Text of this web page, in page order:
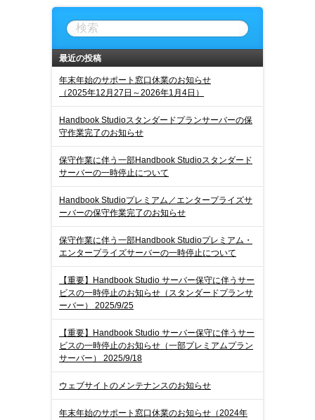
最近の投稿
年末年始のサポート窓口休業のお知らせ
（2025年12月27日～2026年1月4日）
Handbook Studioスタンダードプランサーバーの保
守作業完了のお知らせ
保守作業に伴う一部Handbook Studioスタンダード
サーバーの一時停止について
Handbook Studioプレミアム／エンタープライズサ
ーバーの保守作業完了のお知らせ
保守作業に伴う一部Handbook Studioプレミアム・
エンタープライズサーバーの一時停止について
【重要】Handbook Studio サーバー保守に伴うサー
ビスの一時停止のお知らせ（スタンダードプランサ
ーバー） 2025/9/25
【重要】Handbook Studio サーバー保守に伴うサー
ビスの一時停止のお知らせ（一部プレミアムプラン
サーバー） 2025/9/18
ウェブサイトのメンテナンスのお知らせ
年末年始のサポート窓口休業のお知らせ（2024年